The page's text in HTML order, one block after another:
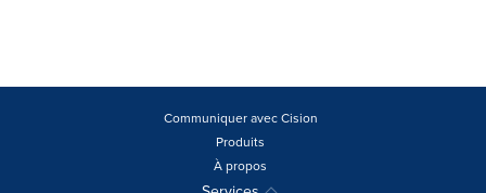
Communiquer avec Cision
Produits
À propos